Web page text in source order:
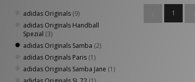
adidas Originals (9)
adidas Originals Handball
Spezial (3)
adidas Originals Samba (2)
adidas Originals Paris (1)
adidas Originals Samba Jane (1)
1